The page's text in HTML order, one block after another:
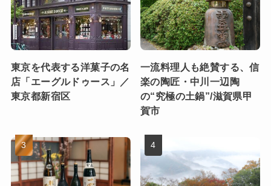
東京を代表する洋菓子の名
店「エーグルドゥース」／
東京都新宿区
一流料理人も絶賛する、信
楽の陶匠・中川一辺陶
の“究極の土鍋”/滋賀県甲
賀市